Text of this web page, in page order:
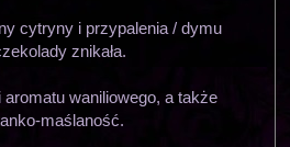
cytryny i przypalenia / dymu
znikała.
waniliowego, a także
maślaność.